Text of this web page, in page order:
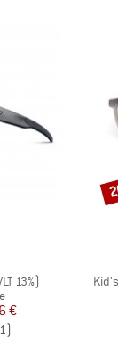
13%)
Preis
€
1)